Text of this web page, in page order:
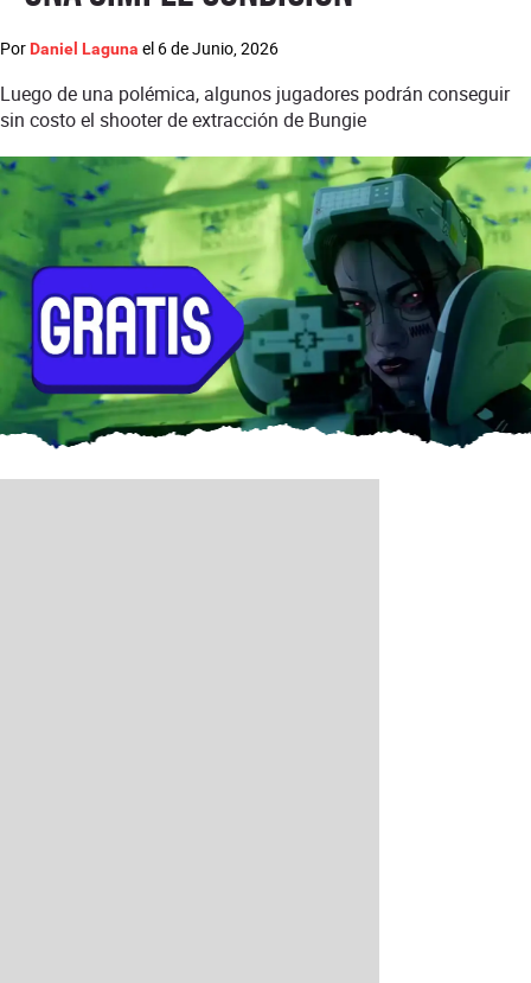
Por Daniel Laguna el 6 de Junio, 2026
Luego de una polémica, algunos jugadores podrán conseguir
sin costo el shooter de extracción de Bungie